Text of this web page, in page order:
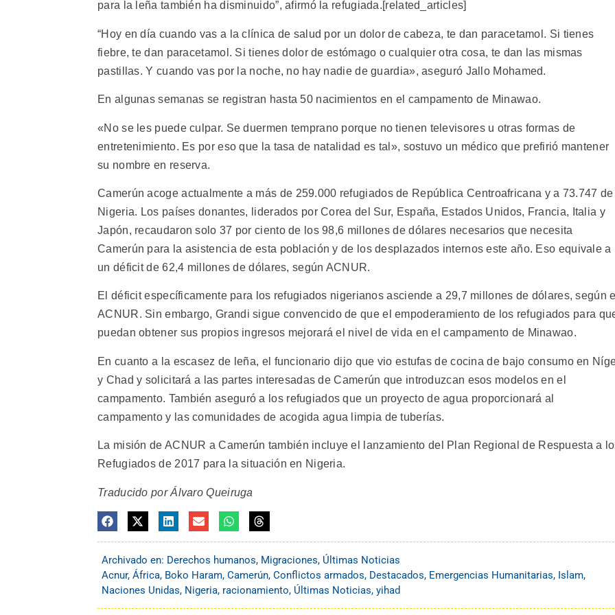
para la leña también ha disminuido”, afirmó la refugiada.[related_articles]
“Hoy en día cuando vas a la clínica de salud por un dolor de cabeza, te dan paracetamol. Si tienes
fiebre, te dan paracetamol. Si tienes dolor de estómago o cualquier otra cosa, te dan las mismas
pastillas. Y cuando vas por la noche, no hay nadie de guardia», aseguró Jallo Mohamed.
En algunas semanas se registran hasta 50 nacimientos en el campamento de Minawao.
«No se les puede culpar. Se duermen temprano porque no tienen televisores u otras formas de
entretenimiento. Es por eso que la tasa de natalidad es tal», sostuvo un médico que prefirió mantener
su nombre en reserva.
Camerún acoge actualmente a más de 259.000 refugiados de República Centroafricana y a 73.747 de
Nigeria. Los países donantes, liderados por Corea del Sur, España, Estados Unidos, Francia, Italia y
Japón, recaudaron solo 37 por ciento de los 98,6 millones de dólares necesarios que necesita
Camerún para la asistencia de esta población y de los desplazados internos este año. Eso equivale a
un déficit de 62,4 millones de dólares, según ACNUR.
El déficit específicamente para los refugiados nigerianos asciende a 29,7 millones de dólares, según
ACNUR. Sin embargo, Grandi sigue convencido de que el empoderamiento de los refugiados para
puedan obtener sus propios ingresos mejorará el nivel de vida en el campamento de Minawao.
En cuanto a la escasez de leña, el funcionario dijo que vio estufas de cocina de bajo consumo en
y Chad y solicitará a las partes interesadas de Camerún que introduzcan esos modelos en el
campamento. También aseguró a los refugiados que un proyecto de agua proporcionará al
campamento y las comunidades de acogida agua limpia de tuberías.
La misión de ACNUR a Camerún también incluye el lanzamiento del Plan Regional de Respuesta a
Refugiados de 2017 para la situación en Nigeria.
Traducido por Álvaro Queiruga
Archivado en: Derechos humanos, Migraciones, Últimas Noticias
Acnur, África, Boko Haram, Camerún, Conflictos armados, Destacados, Emergencias Humanitarias, Islam,
Naciones Unidas, Nigeria, racionamiento, Últimas Noticias, yihad